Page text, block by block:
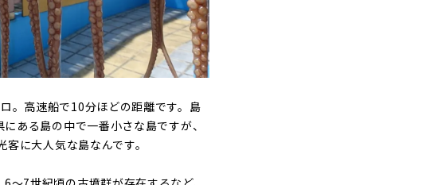
。高速船で10分ほどの距離です。島
ある島の中で一番小さな島ですが、
に大人気な島なんです。